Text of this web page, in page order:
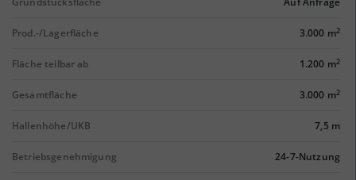
Prod.-/Lagerfläche 3.000 m2
Fläche teilbar ab 1.200 m2
Gesamtfläche 3.000 m2
Hallenhöhe/UKB 7,5 m
Betriebsgenehmigung 24-7-Nutzung